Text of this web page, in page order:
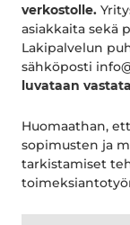
verkostolle.
asiakkaita sekä
Lakipalvelun
sähköposti
luvataan
Huomaathan,
sopimusten ja
tarkistamiset